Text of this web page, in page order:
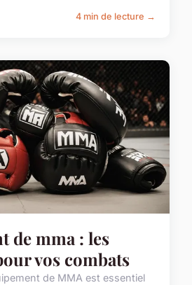
4 min de lecture →
de mma : les
vos combats
de MMA est essentiel